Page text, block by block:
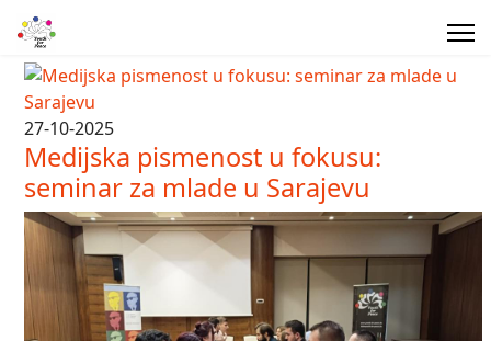
27-10-2025
Medijska pismenost u fokusu:
seminar za mlade u Sarajevu